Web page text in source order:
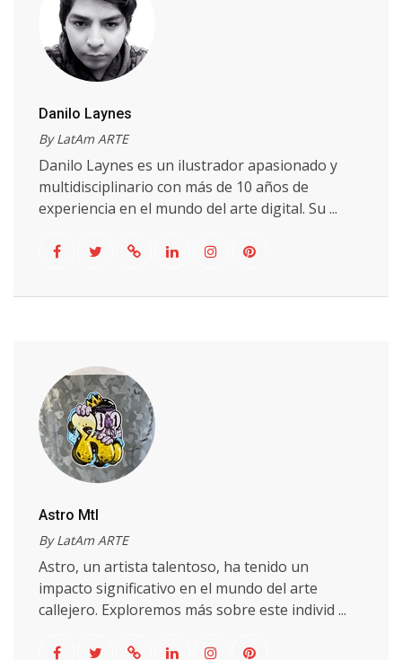
Danilo Laynes
By LatAm ARTE
Danilo Laynes es un ilustrador apasionado y
multidisciplinario con más de 10 años de
experiencia en el mundo del arte digital. Su ...
Astro Mtl
By LatAm ARTE
Astro, un artista talentoso, ha tenido un
impacto significativo en el mundo del arte
callejero. Exploremos más sobre este individ ...